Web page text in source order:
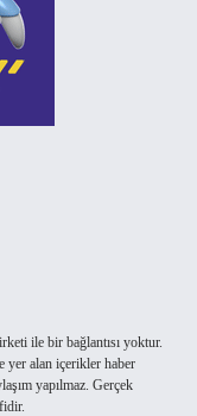
ile bir bağlantısı yoktur.
yer alan içerikler haber
yapılmaz. Gerçek